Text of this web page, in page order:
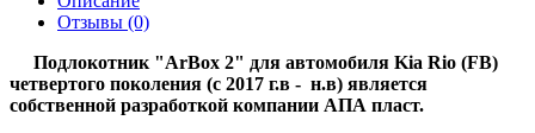
Отзывы (0)
Подлокотник "ArBox 2" для автомобиля Kia Rio (FB)
четвертого поколения (с 2017 г.в - н.в) является
собственной разработкой компании AПА пласт.